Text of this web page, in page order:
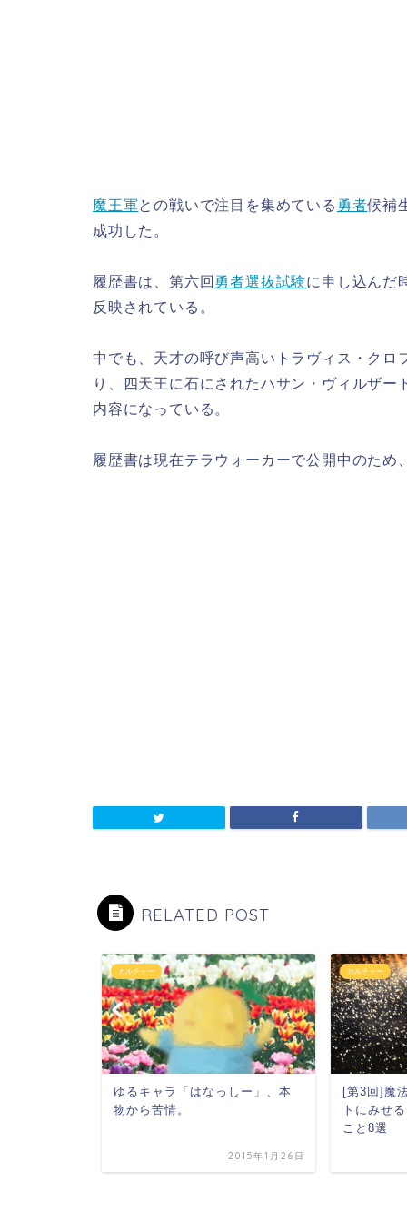
魔王軍との戦いで注目を集めている 勇者候補
成功した。
履歴書は、第六回 勇者選抜試験に申し込んだ
反映されている。
中でも、天才の呼び声高いトラヴィス・クロ
り、四天王に石にされたハサン・ヴィルザ
内容になっている。
履歴書は現在テラウォーカーで公開中のた
RELATED POST
カルチャー
ゆるキャラ「はなっしー」、本
物から苦情。
2015年1月26日
カルチャー
[第3回]魔
トにみせ
こと8選